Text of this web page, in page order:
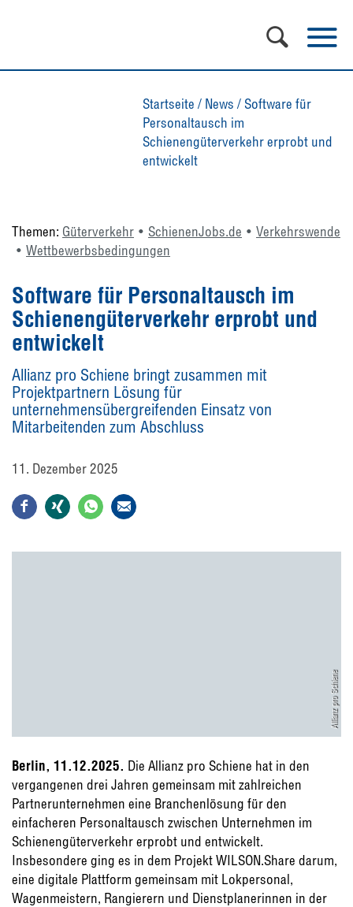
Startseite / News /Software für
Personaltausch im
Schienengüterverkehr erprobt und
entwickelt
Themen: Güterverkehr SchienenJobs.de
Verkehrswende
Wettbewerbsbedingungen
Software für Personaltausch im
Schienengüterverkehr erprobt und
entwickelt
Allianz pro Schiene bringt zusammen mit
Projektpartnern Lösung für
unternehmensübergreifenden Einsatz von
Mitarbeitenden zum Abschluss
11. Dezember 2025
Allianz pro Schiene
Berlin, 11.12.2025. Die Allianz pro Schiene hat in den
vergangenen drei Jahren gemeinsam mit zahlreichen
Partnerunternehmen eine Branchenlösung für den
einfacheren Personaltausch zwischen Unternehmen im
Schienengüterverkehr erprobt und entwickelt.
Insbesondere ging es in dem Projekt WILSON.Share darum,
eine digitale Plattform gemeinsam mit Lokpersonal,
Wagenmeistern, Rangierern und Dienstplanerinnen in der